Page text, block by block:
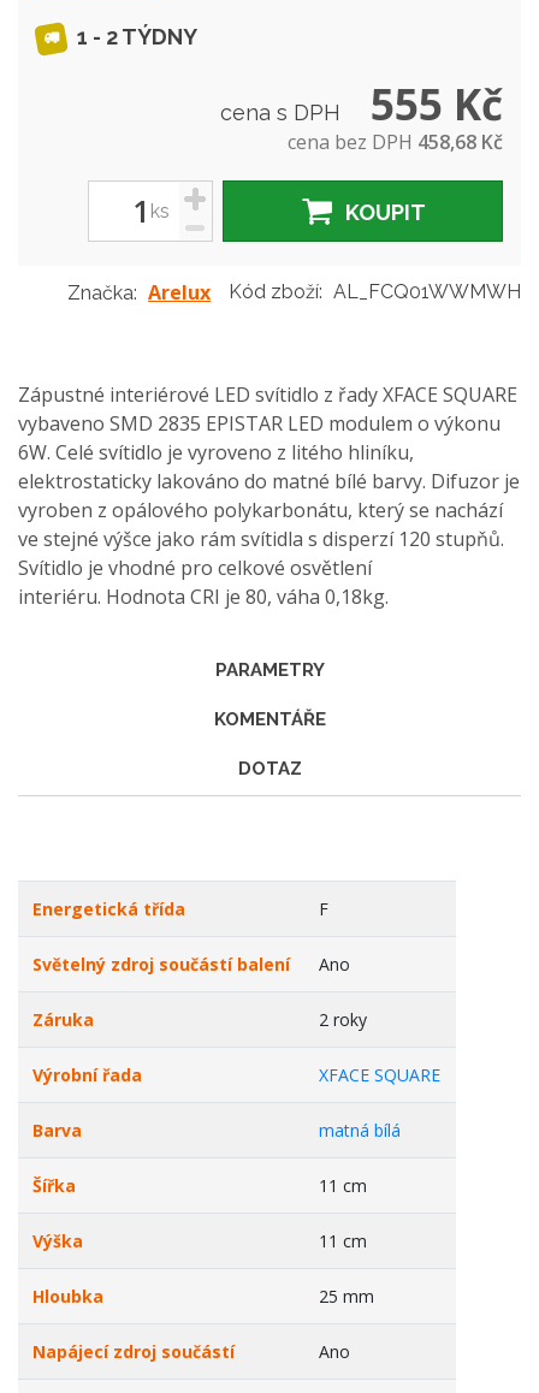
1 - 2 TÝDNY
cena s DPH 555 Kč
cena bez DPH 458,68 Kč
ks
+
-
KOUPIT
Značka: Arelux Kód zboží: AL_FCQ01WWMWH
Zápustné interiérové LED svítidlo z řady XFACE SQUARE
vybaveno SMD 2835 EPISTAR LED modulem o výkonu
6W. Celé svítidlo je vyroveno z litého hliníku,
elektrostaticky lakováno do matné bílé barvy. Difuzor je
vyroben z opálového polykarbonátu, který se nachází
ve stejné výšce jako rám svítidla s disperzí 120 stupňů.
Svítidlo je vhodné pro celkové osvětlení
interiéru. Hodnota CRI je 80, váha 0,18kg.
PARAMETRY
KOMENTÁŘE
DOTAZ
Energetická třída F
Světelný zdroj součástí balení Ano
Záruka 2 roky
Výrobní řada XFACE SQUARE
Barva matná bílá
Šířka 11 cm
Výška 11 cm
Hloubka 25 mm
Napájecí zdroj součástí Ano